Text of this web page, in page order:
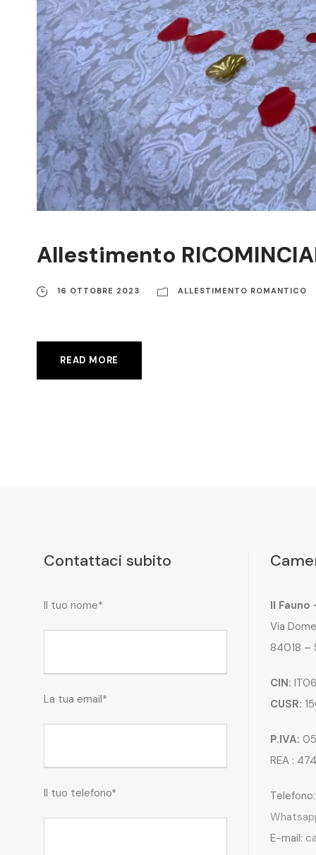
Allestimento
16 OTTOBRE 2023 ALLESTIMENTO ROMANTICO
READ MORE
Contattaci subito
Il tuo nome*
La tua email*
Il tuo telefono*
Il Fauno
Via
84018 –
CIN:
CUSR:
P.IVA:
REA :
E-mail: